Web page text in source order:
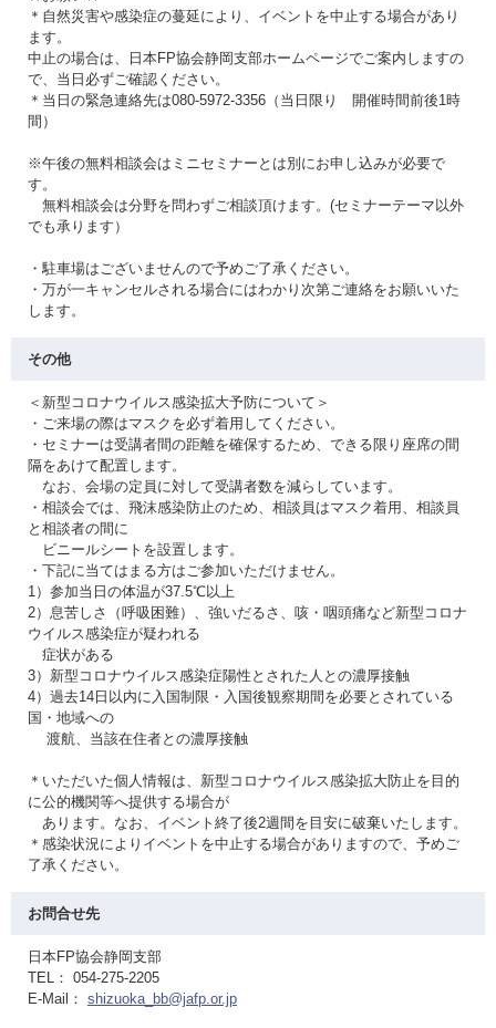
＊自然災害や感染症の蔓延により、イベントを中止する場合があり
ます。
中止の場合は、日本FP協会静岡支部ホームページでご案内しますの
で、当日必ずご確認ください。
＊当日の緊急連絡先は080-5972-3356（当日限り 開催時間前後1時
間）
※午後の無料相談会はミニセミナーとは別にお申し込みが必要で
す。
無料相談会は分野を問わずご相談頂けます。(セミナーテーマ以外
でも承ります）
・駐車場はございませんので予めご了承ください。
・万が一キャンセルされる場合にはわかり次第ご連絡をお願いいた
します。
その他
＜新型コロナウイルス感染拡大予防について＞
・ご来場の際はマスクを必ず着用してください。
・セミナーは受講者間の距離を確保するため、できる限り座席の間
隔をあけて配置します。
なお、会場の定員に対して受講者数を減らしています。
・相談会では、飛沫感染防止のため、相談員はマスク着用、相談員
と相談者の間に
ビニールシートを設置します。
・下記に当てはまる方はご参加いただけません。
1）参加当日の体温が37.5℃以上
2）息苦しさ（呼吸困難）、強いだるさ、咳・咽頭痛など新型コロナ
ウイルス感染症が疑われる
症状がある
3）新型コロナウイルス感染症陽性とされた人との濃厚接触
4）過去14日以内に入国制限・入国後観察期間を必要とされている
国・地域への
渡航、当該在住者との濃厚接触
＊いただいた個人情報は、新型コロナウイルス感染拡大防止を目的
に公的機関等へ提供する場合が
あります。なお、イベント終了後2週間を目安に破棄いたします。
＊感染状況によりイベントを中止する場合がありますので、予めご
了承ください。
お問合せ先
日本FP協会静岡支部
TEL： 054-275-2205
E-Mail： shizuoka_bb@jafp.or.jp